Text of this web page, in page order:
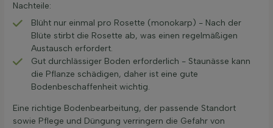
Nachteile:
Blüht nur einmal pro Rosette (monokarp) - Nach der
Blüte stirbt die Rosette ab, was einen regelmäßigen
Austausch erfordert.
Gut durchlässiger Boden erforderlich - Staunässe kann
die Pflanze schädigen, daher ist eine gute
Bodenbeschaffenheit wichtig.
Eine richtige Bodenbearbeitung, der passende Standort
sowie Pflege und Düngung verringern die Gefahr von